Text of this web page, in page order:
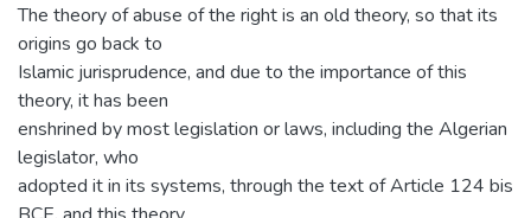
The theory of abuse of the right is an old theory, so that its
origins go back to
Islamic jurisprudence, and due to the importance of this
theory, it has been
enshrined by most legislation or laws, including the Algerian
legislator, who
adopted it in its systems, through the text of Article 124 bis